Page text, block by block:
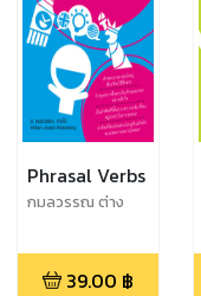
Phrasal Verbs
กมลวรรณ ต่าง
Klinkenberg
39.00 ฿